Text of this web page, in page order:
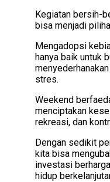
Kegiatan bersih-
bisa menjadi
Mengadopsi
hanya baik untuk
stres.
Weekend
menciptakan
rekreasi, dan
Dengan sedikit
kita bisa
investasi
hidup